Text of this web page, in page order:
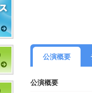
公演概要
公演概要